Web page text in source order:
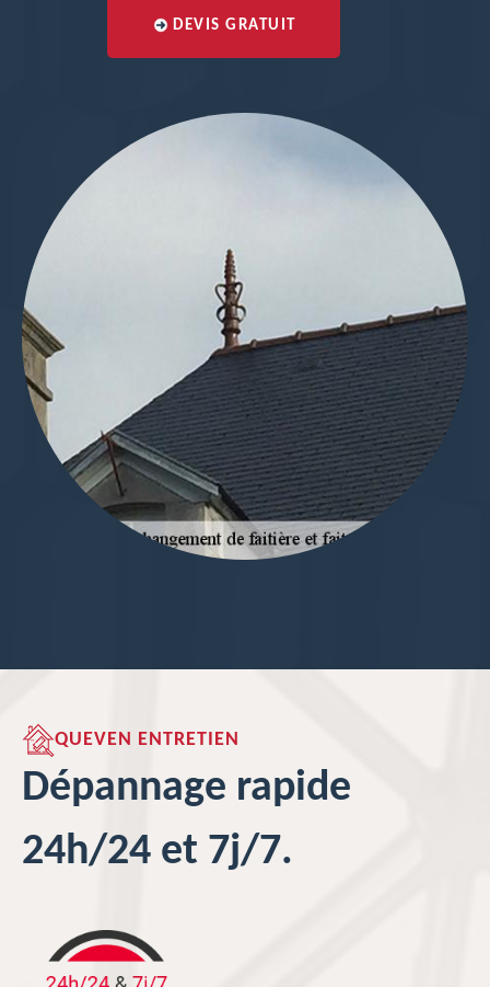
DEVIS GRATUIT
QUEVEN ENTRETIEN
Dépannage rapide
24h/24 et 7j/7.